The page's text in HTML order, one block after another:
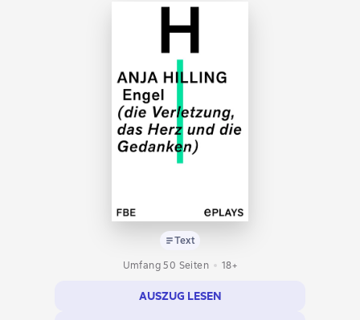
Text
Umfang 50 Seiten
18+
AUSZUG LESEN